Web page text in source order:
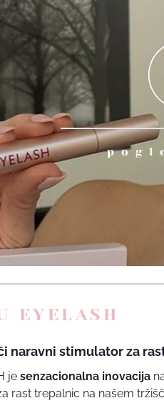
EYELASH
naravni stimulator za
je senzacionalna inovacija
rast trepalnic na našem